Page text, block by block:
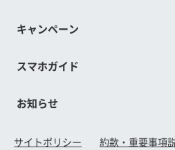
キャンペーン
スマホガイド
お知らせ
サイトポリシー 約款・重要事項